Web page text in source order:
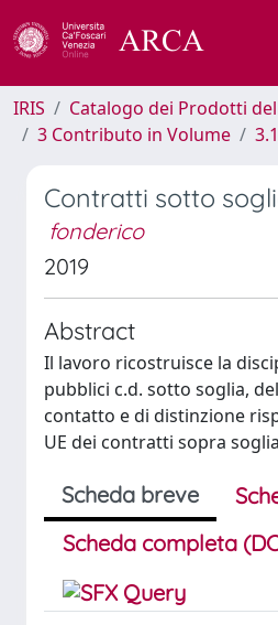
IRIS
Catalogo dei Prodotti
3 Contributo in Volume
Contratti sotto
fonderico
2019
Abstract
Il lavoro ricostruisce la
pubblici c.d. sotto soglia,
contatto e di distinzione
UE dei contratti sopra soglia
Scheda breve
Scheda completa